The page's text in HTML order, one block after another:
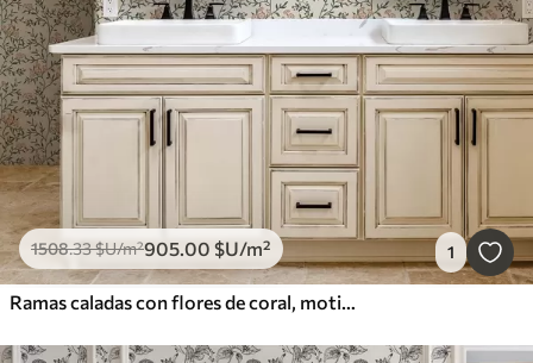
1508.33$U/m²905.00 $U/m² 1
Ramas caladas con flores de coral, motivo floral